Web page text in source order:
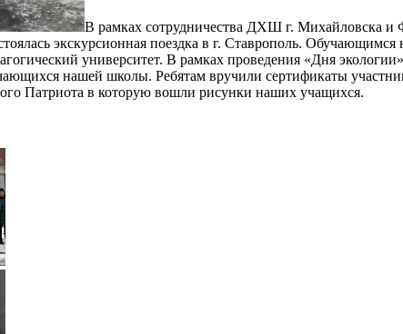
В рамках сотрудничества ДХШ г. Михайловска и
экскурсионная поездка в г. Ставрополь.
университет. В рамках проведения «Дня
нашей школы. Ребятам вручили сертификаты
Патриота в которую вошли рисунки наших учащихся.